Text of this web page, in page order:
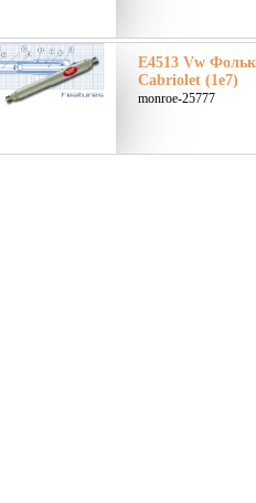
E4513 Vw
Cabriolet (1e7)
monroe-25777